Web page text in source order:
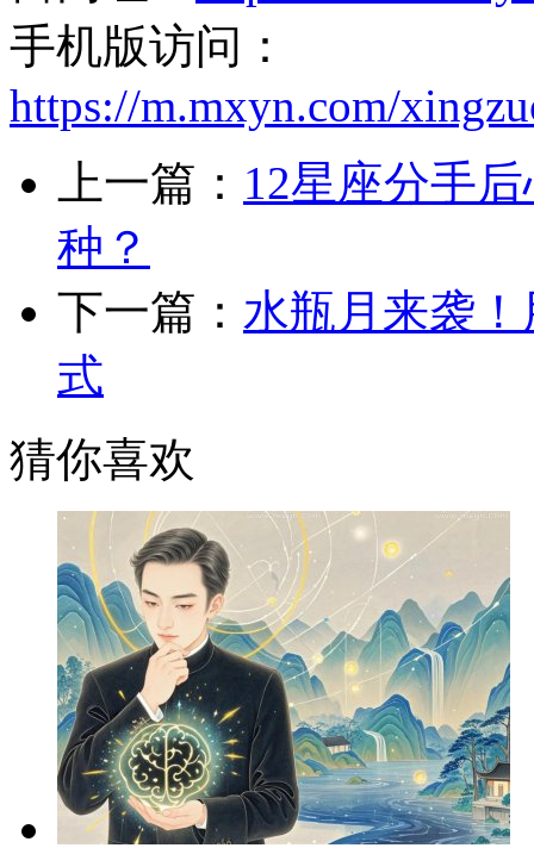
手机版访问：
https://m.mxyn.com/
上一篇： 12星座分手
种？
下一篇： 水瓶月来袭
式
猜你喜欢